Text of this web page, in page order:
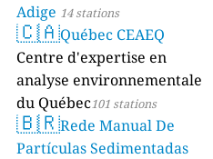
Adige 14 stations
🇨🇦Québec CEAEQ
Centre d'expertise en
analyse environnementale
du Québec101 stations
🇧🇷Rede Manual De
Partículas Sedimentadas